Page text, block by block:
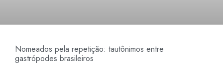
Nomeados pela repetição: tautônimos entre
gastrópodes brasileiros